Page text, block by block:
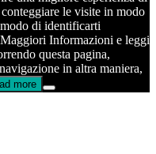
le visite in modo
di identificarti
Informazioni e leggi
questa pagina,
in altra maniera,
more